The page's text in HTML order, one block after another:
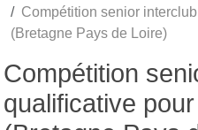
Compétition senior
(Bretagne Pays de Loire)
Compétition
qualificative